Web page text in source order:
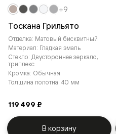
Тоскана Грильято
Отделка: Матовый бисквитный
Материал: Гладкая эмаль
Стекло: Двустороннее зеркало,
триплекс
Кромка: Обычная
Толщина полотна: 40 мм
119 499 ₽
+9
В корзину